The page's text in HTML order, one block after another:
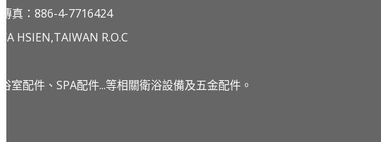
傳真：886-4-7716424
HSIEN,TAIWAN R.O.C
配件、SPA配件...等相關衛浴設備及五金配件。